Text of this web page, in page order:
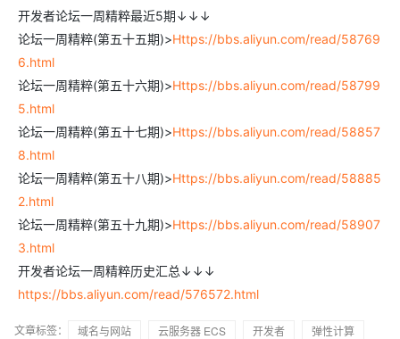
开发者论坛一周精粹最近5期↓↓↓
论坛一周精粹(第五十五期)>Https://bbs.aliyun.com/read/58769
6.html
论坛一周精粹(第五十六期)>Https://bbs.aliyun.com/read/58799
5.html
论坛一周精粹(第五十七期)>Https://bbs.aliyun.com/read/58857
8.html
论坛一周精粹(第五十八期)>Https://bbs.aliyun.com/read/58885
2.html
论坛一周精粹(第五十九期)>Https://bbs.aliyun.com/read/58907
3.html
开发者论坛一周精粹历史汇总↓↓↓
https://bbs.aliyun.com/read/576572.html
文章标签： 域名与网站 云服务器 ECS 开发者
弹性计算